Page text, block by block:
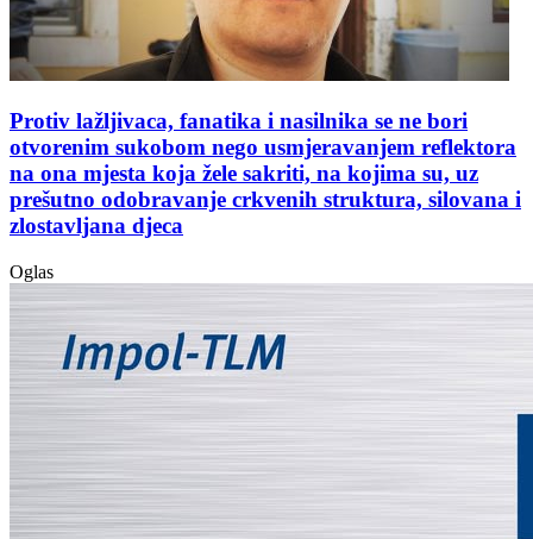
Protiv lažljivaca, fanatika i nasilnika se ne bori
otvorenim sukobom nego usmjeravanjem reflektora
na ona mjesta koja žele sakriti, na kojima su, uz
prešutno odobravanje crkvenih struktura, silovana i
zlostavljana djeca
Oglas